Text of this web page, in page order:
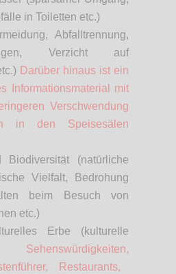
in Toiletten etc.)
Abfalltrennung,
Verzicht auf
Darüber hinaus ist ein
Informationsmaterial mit
Verschwendung
in den Speisesälen
Biodiversität (natürliche
Vielfalt, Bedrohung
beim Besuch von
etc.)
Erbe (kulturelle
Sehenswürdigkeiten,
Restaurants,